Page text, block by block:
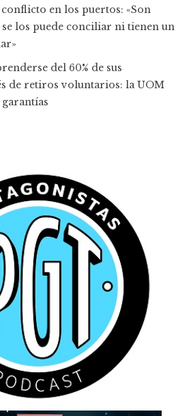
en los puertos: «Son
los puede conciliar ni tienen un
del 60% de sus
de retiros voluntarios: la UOM